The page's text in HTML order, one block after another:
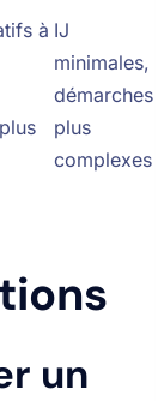
à IJ
minimales,
démarches
plus
complexes
un